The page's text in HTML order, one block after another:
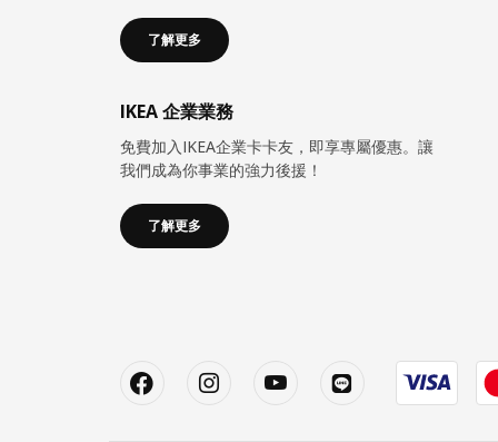
了解更多
IKEA 企業業務
免費加入IKEA企業卡卡友，即享專屬優惠。讓
我們成為你事業的強力後援！
了解更多